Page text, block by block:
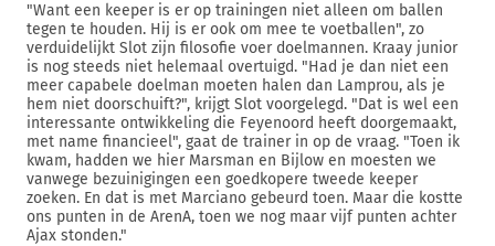
"Want een keeper is er op trainingen niet alleen om ballen
tegen te houden. Hij is er ook om mee te voetballen", zo
verduidelijkt Slot zijn filosofie voer doelmannen. Kraay junior
is nog steeds niet helemaal overtuigd. "Had je dan niet een
meer capabele doelman moeten halen dan Lamprou, als je
hem niet doorschuift?", krijgt Slot voorgelegd. "Dat is wel een
interessante ontwikkeling die Feyenoord heeft doorgemaakt,
met name financieel", gaat de trainer in op de vraag. "Toen ik
kwam, hadden we hier Marsman en Bijlow en moesten we
vanwege bezuinigingen een goedkopere tweede keeper
zoeken. En dat is met Marciano gebeurd toen. Maar die kostte
ons punten in de ArenA, toen we nog maar vijf punten achter
Ajax stonden."